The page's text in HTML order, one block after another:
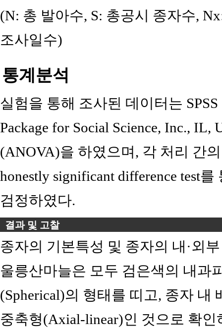
(N: 총 발아수, S: 총공시 종자수,
조사일수)
통계분석
실험을 통해 조사된 데이터는
Package for Social Science, Inc.,
(ANOVA)을 하였으며, 각 처리 간
honestly significant difference test
검정하였다.
결과 및 고찰
종자의 기본특성 및 종자의 내·외
울릉산마늘은 모두 검은색의 내과
(Spherical)의 형태를 띠고, 종자 내
중축형(Axial-linear)인 것으로 확